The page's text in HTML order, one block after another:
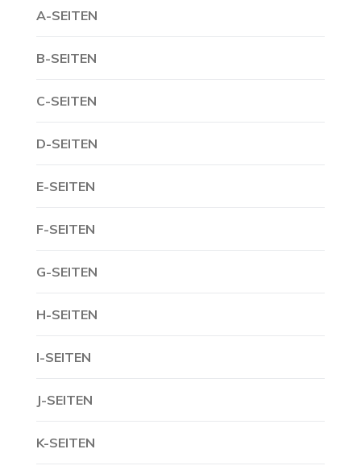
A-SEITEN
B-SEITEN
C-SEITEN
D-SEITEN
E-SEITEN
F-SEITEN
G-SEITEN
H-SEITEN
I-SEITEN
J-SEITEN
K-SEITEN